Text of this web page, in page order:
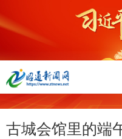
古城会馆里的端